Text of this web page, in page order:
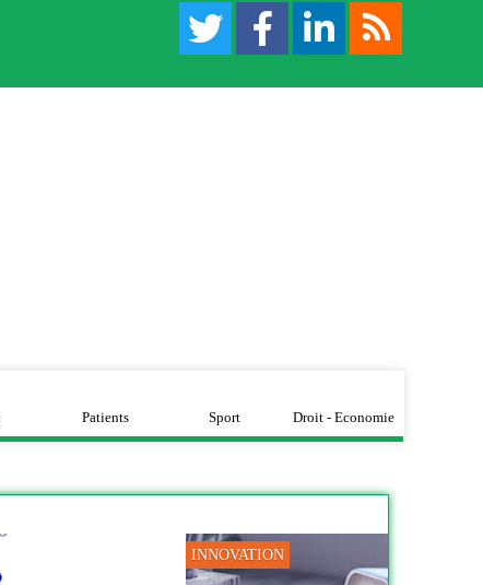
Patients Sport Droit - Economie
INNOVATION